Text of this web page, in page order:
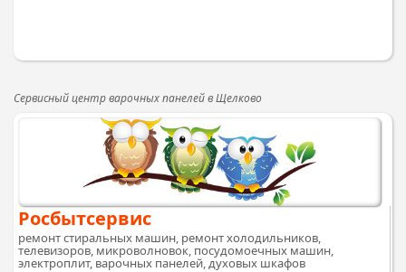
Сервисный центр варочных панелей в Щелково
Росбытсервис
ремонт стиральных машин, ремонт холодильников,
телевизоров, микроволновок, посудомоечных машин,
электроплит, варочных панелей, духовых шкафов